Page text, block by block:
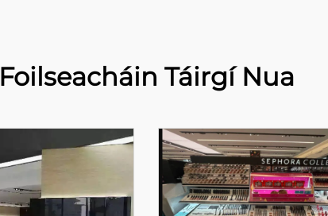
Foilseacháin Táirgí Nua